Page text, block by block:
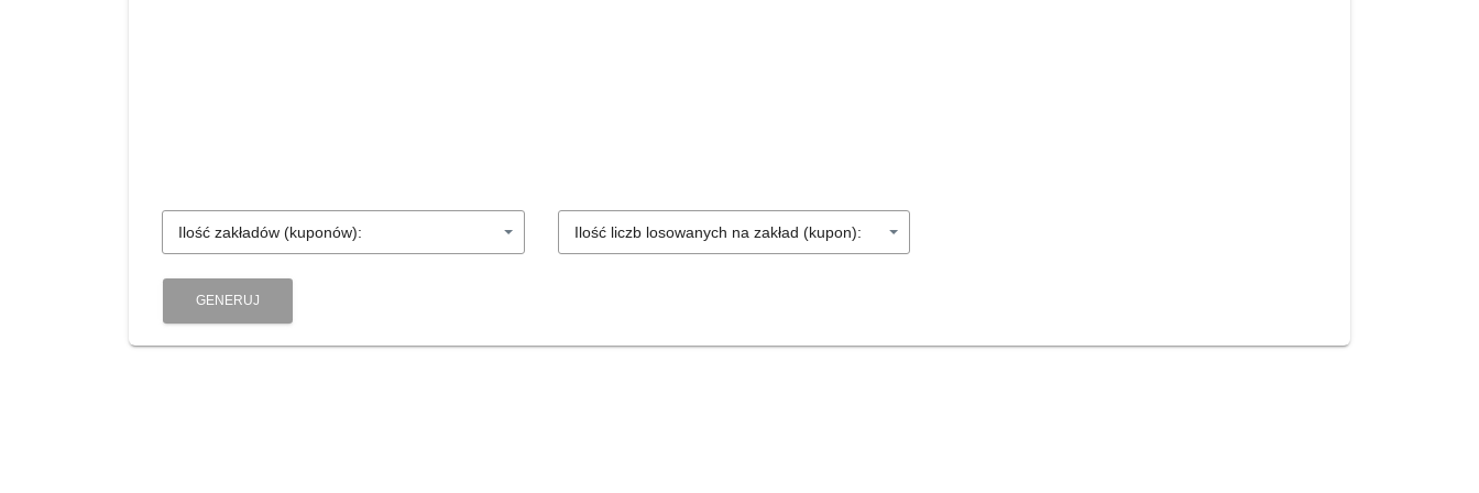
Ilość zakładów (kuponów): Ilość liczb losowanych na zakład (kupon):